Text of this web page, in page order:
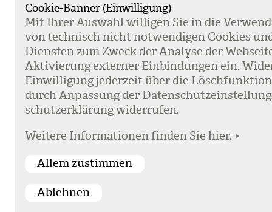
Cookie-Banner (Einwilligung)
Mit Ihrer Aus­wahl wil­li­gen Sie in die
von tech­nisch nicht not­wen­di­gen Coo­kies
Diens­ten zum Zweck der Ana­lyse der
Akti­vie­rung exter­ner Ein­bin­dun­gen ein.
Ein­wil­li­gung jeder­zeit über die
durch Anpas­sung der
schutz­er­klä­rung wider­ru­fen.
Weitere Informationen finden Sie hier.